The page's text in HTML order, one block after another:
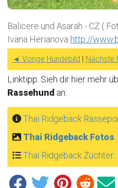
Balicere und Asarah - CZ (
Ivana Herianova http://
◄ Vorige Hundebild | Nächste
Linktipp: Sieh dir hier mehr
Rassehund an:
Thai Ridgeback
Thai Ridgeback Fotos
Thai Ridgeback Züchter